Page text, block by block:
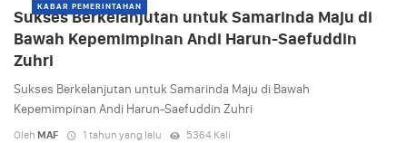
KABAR PEMERINTAHAN
Sukses Berkelanjutan untuk Samarinda Maju di
Bawah Kepemimpinan Andi Harun-Saefuddin
Zuhri
Sukses Berkelanjutan untuk Samarinda Maju di Bawah
Kepemimpinan Andi Harun-Saefuddin Zuhri
Oleh MAF 1 tahun yang lalu 5364 Kali